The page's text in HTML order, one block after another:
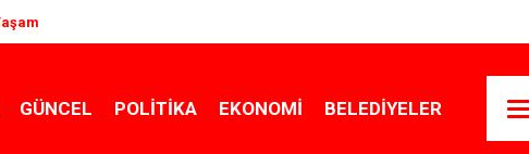
GÜNCEL POLITIKA EKONOMI BELEDIYELER